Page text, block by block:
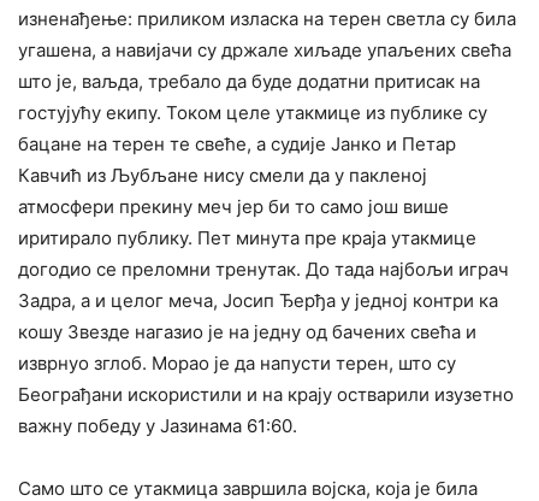
изненађење: приликом изласка на терен светла су била
угашена, а навијачи су држале хиљаде упаљених свећа
што је, ваљда, требало да буде додатни притисак на
гостујућу екипу. Током целе утакмице из публике су
бацане на терен те свеће, а судије Јанко и Петар
Кавчић из Љубљане нису смели да у пакленој
атмосфери прекину меч јер би то само још више
иритирало публику. Пет минута пре краја утакмице
догодио се преломни тренутак. До тада најбољи играч
Задра, а и целог меча, Јосип Ђерђа у једној контри ка
кошу Звезде нагазио је на једну од бачених свећа и
изврнуо зглоб. Морао је да напусти терен, што су
Београђани искористили и на крају остварили изузетно
важну победу у Јазинама 61:60.
Само што се утакмица завршила војска, која је била